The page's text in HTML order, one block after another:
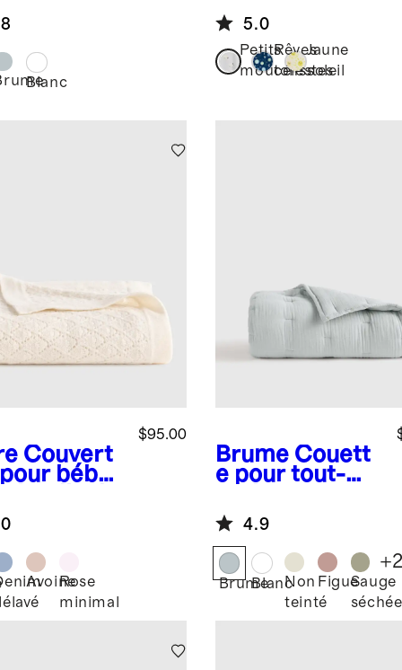
Blanc
layette avec
lange et
chapeau en
bambou
5.0
Petits
moutons
Rêves
célestes
Jaune
soleil
Couvert
bébé
de
$95.00
AvoineRose
minimal
Brume Couett
e pour tout-
de coton
biologique
4.9
BrumeBlancNon
teinté
FigueSauge
séchée
+